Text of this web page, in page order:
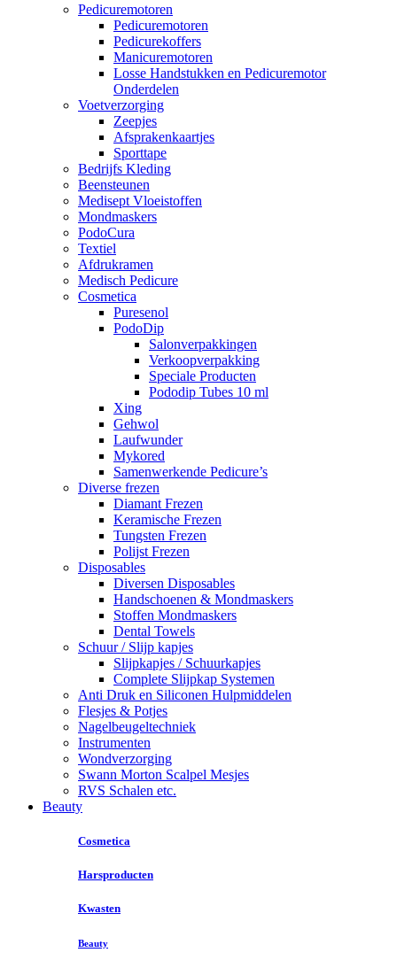
Pedicuremotoren
Pedicuremotoren
Pedicurekoffers
Manicuremotoren
Losse Handstukken en Pedicuremotor
Onderdelen
Voetverzorging
Zeepjes
Afsprakenkaartjes
Sporttape
Bedrijfs Kleding
Beensteunen
Medisept Vloeistoffen
Mondmaskers
PodoCura
Textiel
Afdrukramen
Medisch Pedicure
Cosmetica
Puresenol
PodoDip
Salonverpakkingen
Verkoopverpakking
Speciale Producten
Pododip Tubes 10 ml
Xing
Gehwol
Laufwunder
Mykored
Samenwerkende Pedicure’s
Diverse frezen
Diamant Frezen
Keramische Frezen
Tungsten Frezen
Polijst Frezen
Disposables
Diversen Disposables
Handschoenen & Mondmaskers
Stoffen Mondmaskers
Dental Towels
Schuur / Slijp kapjes
Slijpkapjes / Schuurkapjes
Complete Slijpkap Systemen
Anti Druk en Siliconen Hulpmiddelen
Flesjes & Potjes
Nagelbeugeltechniek
Instrumenten
Wondverzorging
Swann Morton Scalpel Mesjes
RVS Schalen etc.
Beauty
Cosmetica
Harsproducten
Kwasten
Beauty